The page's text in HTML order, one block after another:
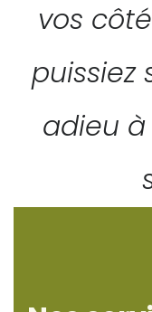
vos
puissiez
adieu